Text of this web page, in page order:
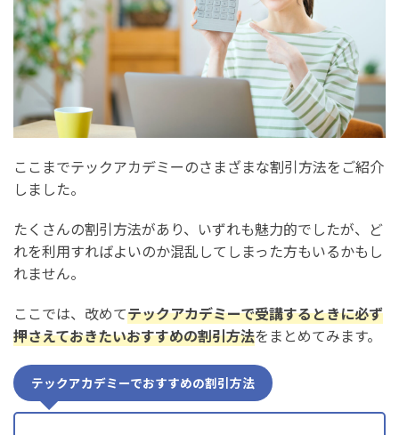
ここまでテックアカデミーのさまざまな割引方法をご紹介
しました。
たくさんの割引方法があり、いずれも魅力的でしたが、ど
れを利用すればよいのか混乱してしまった方もいるかもし
れません。
ここでは、改めてテックアカデミーで受講するときに必ず
押さえておきたいおすすめの割引方法をまとめてみます。
テックアカデミーでおすすめの割引方法